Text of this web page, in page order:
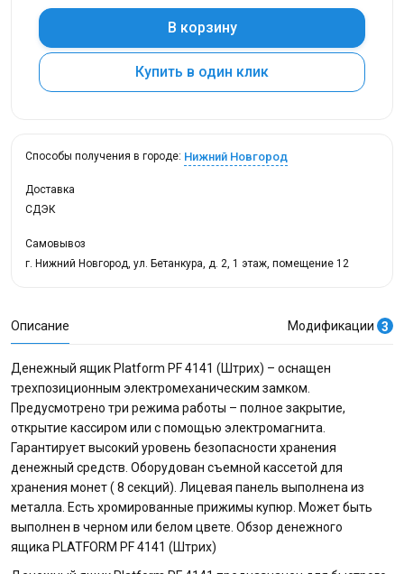
В корзину
Купить в один клик
Способы получения в городе: Нижний Новгород
Доставка
СДЭК
Самовывоз
г. Нижний Новгород, ул. Бетанкура, д. 2, 1 этаж, помещение 12
Описание Модификации 3
Денежный ящик Platform PF 4141 (Штрих) – оснащен
трехпозиционным электромеханическим замком.
Предусмотрено три режима работы – полное закрытие,
открытие кассиром или с помощью электромагнита.
Гарантирует высокий уровень безопасности хранения
денежный средств. Оборудован съемной кассетой для
хранения монет ( 8 секций). Лицевая панель выполнена из
металла. Есть хромированные прижимы купюр. Может быть
выполнен в черном или белом цвете. Обзор денежного
ящика PLATFORM PF 4141 (Штрих)